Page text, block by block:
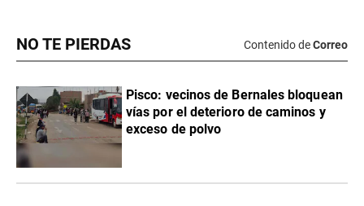
NO TE PIERDAS Contenido deCorreo
Pisco: vecinos de Bernales bloquean
vías por el deterioro de caminos y
exceso de polvo